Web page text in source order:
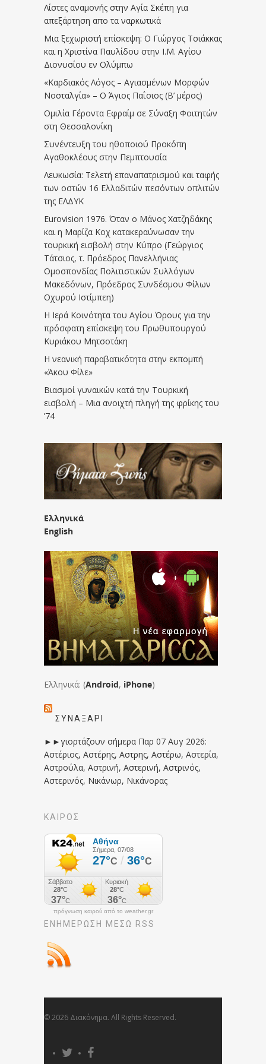
Λίστες αναμονής στην Αγία Σκέπη για
απεξάρτηση απο τα ναρκωτικά
Μια ξεχωριστή επίσκεψη: Ο Γιώργος Τσιάκκας
και η Χριστίνα Παυλίδου στην Ι.Μ. Αγίου
Διονυσίου εν Ολύμπω
«Καρδιακός Λόγος – Αγιασμένων Μορφών
Νοσταλγία» – Ο Άγιος Παΐσιος (Β’ μέρος)
Ομιλία Γέροντα Εφραίμ σε Σύναξη Φοιτητών
στη Θεσσαλονίκη
Συνέντευξη του ηθοποιού Προκόπη
Αγαθοκλέους στην Πεμπτουσία
Λευκωσία: Τελετή επαναπατρισμού και ταφής
των οστών 16 Ελλαδιτών πεσόντων οπλιτών
της ΕΛΔΥΚ
Eurovision 1976. Όταν ο Μάνος Χατζηδάκης
και η Μαρίζα Κοχ κατακεραύνωσαν την
τουρκική εισβολή στην Κύπρο (Γεώργιος
Τάτσιος, τ. Πρόεδρος Πανελλήνιας
Ομοσπονδίας Πολιτιστικών Συλλόγων
Μακεδόνων, Πρόεδρος Συνδέσμου Φίλων
Οχυρού Ιστίμπεη)
Η Ιερά Κοινότητα του Αγίου Όρους για την
πρόσφατη επίσκεψη του Πρωθυπουργού
Κυριάκου Μητσοτάκη
Η νεανική παραβατικότητα στην εκπομπή
«Άκου Φίλε»
Βιασμοί γυναικών κατά την Τουρκική
εισβολή – Μια ανοιχτή πληγή της φρίκης του
’74
Ελληνικά
English
Ελληνικά: (Android, iPhone)
ΣΥΝΑΞΆΡΙ
►►γιορτάζουν σήμερα Παρ 07 Αυγ 2026:
Αστέριος, Αστέρης, Αστρης, Αστέρω, Αστερία,
Αστρούλα, Αστρινή, Αστερινή, Αστρινός,
Αστερινός, Νικάνωρ, Νικάνορας
ΚΑΙΡΟΣ
πρόγνωση καιρού από το weather.gr
ΕΝΗΜΈΡΩΣΉ ΜΕΣΩ RSS
© 2026 Διακόνημα. All Rights Reserved.